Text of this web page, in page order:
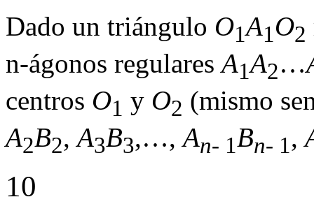
Dado un triángulo O1A1O2
n-ágonos regularesA1A2…
centros O1 y O2 (mismo
A2B2, A3B3,…, An- 1 Bn- 1,
10